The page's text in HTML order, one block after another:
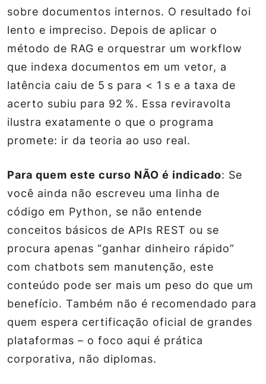
sobre documentos internos. O resultado foi
lento e impreciso. Depois de aplicar o
método de RAG e orquestrar um workflow
que indexa documentos em um vetor, a
latência caiu de 5 s para < 1 s e a taxa de
acerto subiu para 92 %. Essa reviravolta
ilustra exatamente o que o programa
promete: ir da teoria ao uso real.
Para quem este curso NÃO é indicado: Se
você ainda não escreveu uma linha de
código em Python, se não entende
conceitos básicos de APIs REST ou se
procura apenas “ganhar dinheiro rápido”
com chatbots sem manutenção, este
conteúdo pode ser mais um peso do que um
benefício. Também não é recomendado para
quem espera certificação oficial de grandes
plataformas – o foco aqui é prática
corporativa, não diplomas.